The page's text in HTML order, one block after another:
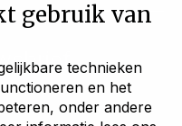
gebruik van
technieken
en het
onder andere